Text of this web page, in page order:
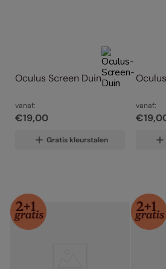
Oculus Screen Duin
vanaf:
€19,00
Gratis kleurstalen
vanaf:
€19,